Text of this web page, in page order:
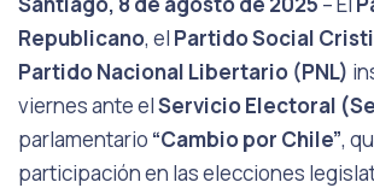
Republicano, el Partido Social
Partido Nacional Libertario (PNL)
viernes ante elServicio Electoral
parlamentario “Cambio por Chile”,
participación en las elecciones